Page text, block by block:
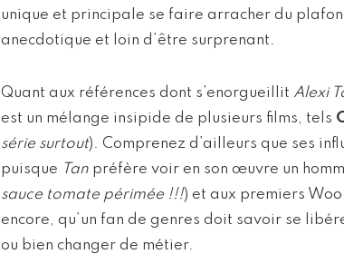
unique et principale se faire arracher du
anecdotique et loin d’être surprenant.
Quant aux références dont s’enorgueillit Alexi
est un mélange insipide de plusieurs films, tels
série surtout). Comprenez d’ailleurs que ses
puisque Tan préfère voir en son œuvre un
sauce tomate périmée !!!) et aux premiers
encore, qu’un fan de genres doit savoir se
ou bien changer de métier.